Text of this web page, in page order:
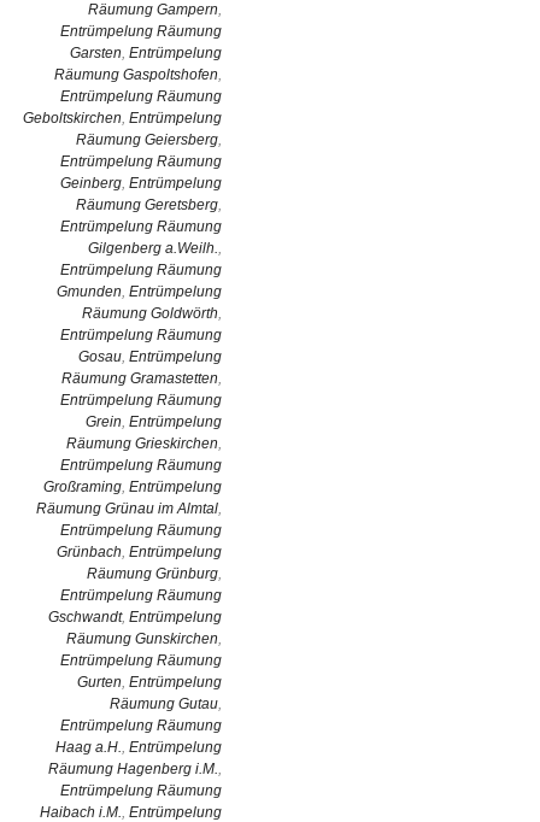
Räumung Gampern,
Entrümpelung Räumung
Garsten, Entrümpelung
Räumung Gaspoltshofen,
Entrümpelung Räumung
Geboltskirchen, Entrümpelung
Räumung Geiersberg,
Entrümpelung Räumung
Geinberg, Entrümpelung
Räumung Geretsberg,
Entrümpelung Räumung
Gilgenberg a.Weilh.,
Entrümpelung Räumung
Gmunden, Entrümpelung
Räumung Goldwörth,
Entrümpelung Räumung
Gosau, Entrümpelung
Räumung Gramastetten,
Entrümpelung Räumung
Grein, Entrümpelung
Räumung Grieskirchen,
Entrümpelung Räumung
Großraming, Entrümpelung
Räumung Grünau im Almtal,
Entrümpelung Räumung
Grünbach, Entrümpelung
Räumung Grünburg,
Entrümpelung Räumung
Gschwandt, Entrümpelung
Räumung Gunskirchen,
Entrümpelung Räumung
Gurten, Entrümpelung
Räumung Gutau,
Entrümpelung Räumung
Haag a.H., Entrümpelung
Räumung Hagenberg i.M.,
Entrümpelung Räumung
Haibach i.M., Entrümpelung